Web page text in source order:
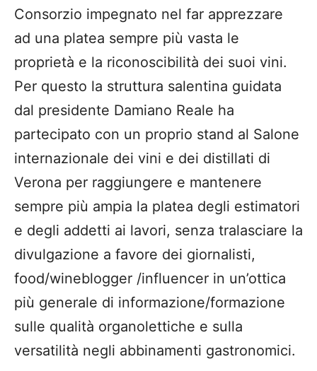
Consorzio impegnato nel far apprezzare
ad una platea sempre più vasta le
proprietà e la riconoscibilità dei suoi vini.
Per questo la struttura salentina guidata
dal presidente Damiano Reale ha
partecipato con un proprio stand al Salone
internazionale dei vini e dei distillati di
Verona per raggiungere e mantenere
sempre più ampia la platea degli estimatori
e degli addetti ai lavori, senza tralasciare la
divulgazione a favore dei giornalisti,
food/wineblogger /influencer in un’ottica
più generale di informazione/formazione
sulle qualità organolettiche e sulla
versatilità negli abbinamenti gastronomici.